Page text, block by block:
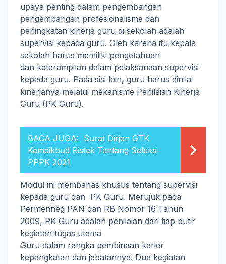
upaya penting dalam pengembangan
pengembangan profesionalisme dan
peningkatan kinerja guru di sekolah adalah
supervisi kepada guru. Oleh karena itu kepala
sekolah harus memiliki pengetahuan
dan keterampilan dalam pelaksanaan supervisi
kepada guru. Pada sisi lain, guru harus dinilai
kinerjanya melalui mekanisme Penilaian Kinerja
Guru (PK Guru).
BACA JUGA: Surat Dirjen GTK
Kemdikbud Ristek Tentang Seleksi
PPPK 2021
Modul ini membahas khusus tentang supervisi
kepada guru dan PK Guru. Merujuk pada
Permenneg PAN dan RB Nomor 16 Tahun
2009, PK Guru adalah penilaian dari tiap butir
kegiatan tugas utama
Guru dalam rangka pembinaan karier
kepangkatan dan jabatannya. Dua kegiatan